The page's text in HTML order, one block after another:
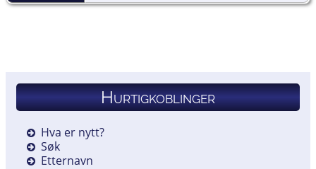
Hurtigkoblinger
Hva er nytt?
Søk
Etternavn